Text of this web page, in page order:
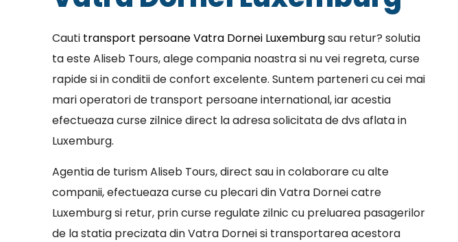
Cauti transport persoane Vatra Dornei Luxemburgsau retur? solutia
ta este Aliseb Tours, alege compania noastra si nu vei regreta, curse
rapide si in conditii de confort excelente. Suntem parteneri cu cei mai
mari operatori de transport persoane international, iar acestia
efectueaza curse zilnice direct la adresa solicitata de dvs aflata in
Luxemburg.
Agentia de turism Aliseb Tours, direct sau in colaborare cu alte
companii, efectueaza curse cu plecari din Vatra Dornei catre
Luxemburg si retur, prin curse regulate zilnic cu preluarea pasagerilor
de la statia precizata din Vatra Dornei si transportarea acestora